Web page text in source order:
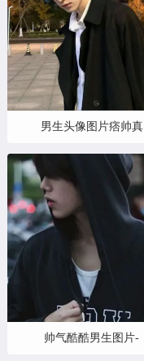
男生头像图片痞帅真
帅气酷酷男生图片-